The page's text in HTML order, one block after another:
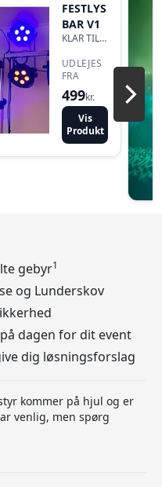
FESTLYS
BAR V1
KLAR TIL
UDLEJES
FRA
499kr.
Vis
Produkt
gebyr1
og Lunderskov
dagen for dit event
dig løsningsforslag
kommer på hjul og er
venlig, men spørg